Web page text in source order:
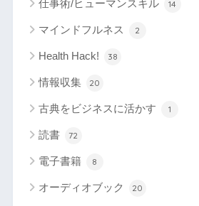
仕事術/ヒューマンスキル 14
マインドフルネス 2
Health Hack! 38
情報収集 20
古典をビジネスに活かす 1
読書 72
電子書籍 8
オーディオブック 20